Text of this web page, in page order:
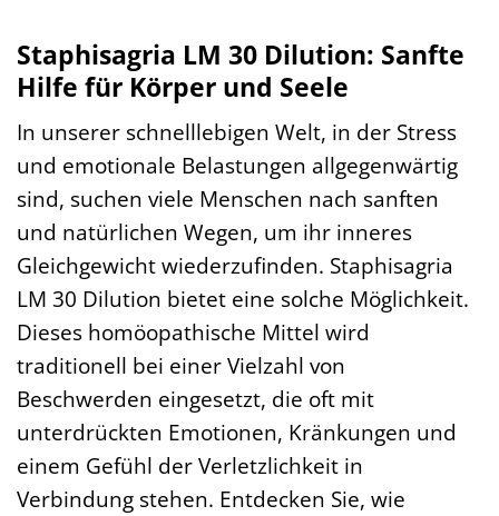
Staphisagria LM 30 Dilution: Sanfte
Hilfe für Körper und Seele
In unserer schnelllebigen Welt, in der Stress
und emotionale Belastungen allgegenwärtig
sind, suchen viele Menschen nach sanften
und natürlichen Wegen, um ihr inneres
Gleichgewicht wiederzufinden. Staphisagria
LM 30 Dilution bietet eine solche Möglichkeit.
Dieses homöopathische Mittel wird
traditionell bei einer Vielzahl von
Beschwerden eingesetzt, die oft mit
unterdrückten Emotionen, Kränkungen und
einem Gefühl der Verletzlichkeit in
Verbindung stehen. Entdecken Sie, wie